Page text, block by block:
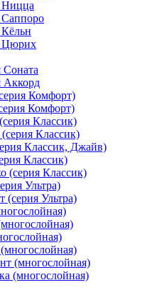
Ницца
Саппоро
Цюрих
Аккорд
Комфорт)
Комфорт)
Классик)
Классик)
Классик, Джайв)
Классик)
(серия Классик)
Ультра)
(серия Ультра)
(многослойная)
(многослойная)